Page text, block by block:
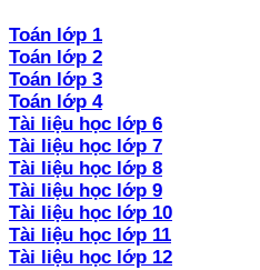
Toán lớp 1
Toán lớp 2
Toán lớp 3
Toán lớp 4
Tài liệu học lớp 6
Tài liệu học lớp 7
Tài liệu học lớp 8
Tài liệu học lớp 9
Tài liệu học lớp 10
Tài liệu học lớp 11
Tài liệu học lớp 12